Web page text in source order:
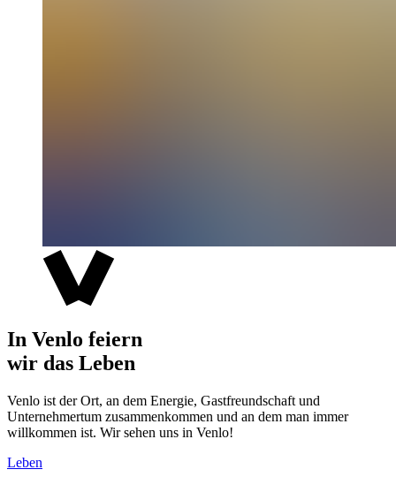
In Venlo feiern
wir das Leben
Venlo ist der Ort, an dem Energie, Gastfreundschaft und
Unternehmertum zusammenkommen und an dem man immer
willkommen ist. Wir sehen uns in Venlo!
Leben